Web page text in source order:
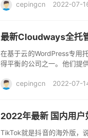
cepingcn
2022-07-
最新Cloudways全托
在基于云的WordPress专用
得平衡的公司之一。他们提
cepingcn
2022-07-
2022年最新 国内用
TikTok就是抖音的海外版，